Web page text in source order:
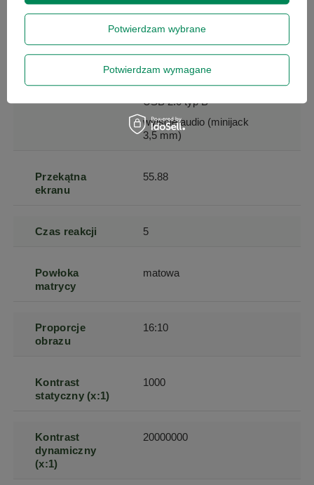
USB 2.0 typ B
wyjście audio (minijack
3,5 mm)
Przekątna
ekranu
55.88
Czas reakcji 5
Powłoka
matrycy
matowa
Proporcje
obrazu
16:10
Kontrast
statyczny (x:1)
1000
Kontrast
dynamiczny
(x:1)
20000000
Potwierdzam wybrane
Potwierdzam wymagane